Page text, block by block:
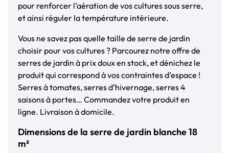
pour renforcer l’aération de vos cultures sous serre,
et ainsi réguler la température intérieure.
Vous ne savez pas quelle taille de serre de jardin
choisir pour vos cultures ? Parcourez notre offre de
serres de jardin à prix doux en stock, et dénichez le
produit qui correspond à vos contraintes d’espace !
Serres à tomates, serres d’hivernage, serres 4
saisons à portes… Commandez votre produit en
ligne. Livraison à domicile.
Dimensions de la serre de jardin blanche 18
m²